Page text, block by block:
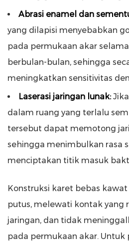
Abrasi enamel dan
yang dilapisi menyebabkan
pada permukaan akar
berbulan-bulan, sehingga
meningkatkan sensitivitas
Laserasi jaringan lunak:
dalam ruang yang terlalu
tersebut dapat memotong
sehingga menimbulkan rasa
menciptakan titik masuk
Konstruksi karet bebas
putus, melewati kontak yang
jaringan, dan tidak
pada permukaan akar. Untuk